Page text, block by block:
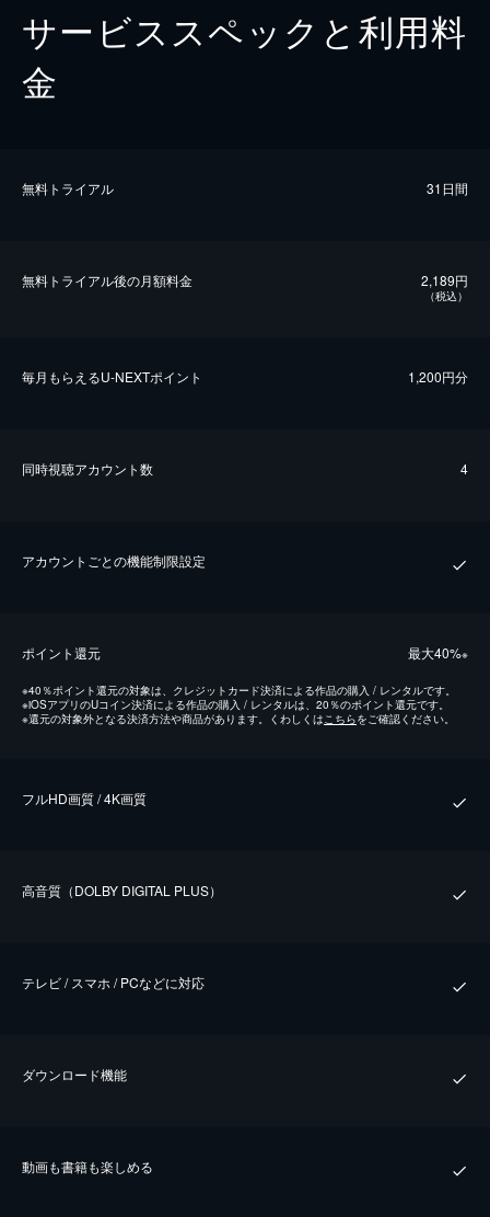
サービススペックと利用料
金
無料トライアル 31日間
無料トライアル後の⽉額料金 2,189円
（税込）
毎⽉もらえるU-NEXTポイント 1,200円分
同時視聴アカウント数 4
アカウントごとの機能制限設定
ポイント還元 最⼤40%※
※40％ポイント還元の対象は、クレジットカード決済による作品の購入 / レンタルです。
※iOSアプリのUコイン決済による作品の購入 / レンタルは、20％のポイント還元です。
※還元の対象外となる決済方法や商品があります。くわしくはこちらをご確認ください。
フルHD画質 / 4K画質
⾼⾳質（DOLBY DIGITAL PLUS）
テレビ / スマホ / PCなどに対応
ダウンロード機能
動画も書籍も楽しめる